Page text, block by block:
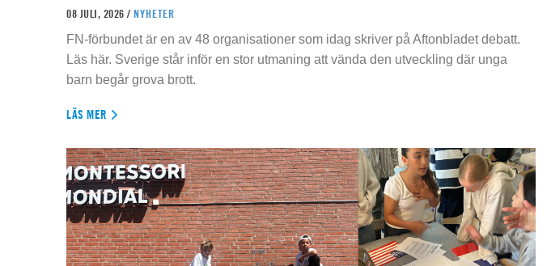
08 JULI, 2026 / NYHETER
FN-förbundet är en av 48 organisationer som idag skriver på Aftonbladet debatt.
Läs här. Sverige står inför en stor utmaning att vända den utveckling där unga
barn begår grova brott.
LÄS MER